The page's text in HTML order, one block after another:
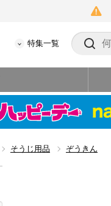
特集一覧
そうじ用品 ぞうきん